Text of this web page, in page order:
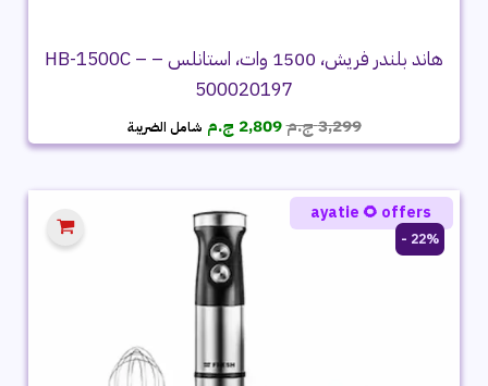
هاند بلندر فريش، 1500 وات، استانلس – HB-1500C –
500020197
3,299ج.مالسعر
الأصلي
3,299 ج.م.
2,809 ج.م السعر
الحالي
2,809 ج.م.
شامل الضريبة
22% -
ayatie 🌻 offers